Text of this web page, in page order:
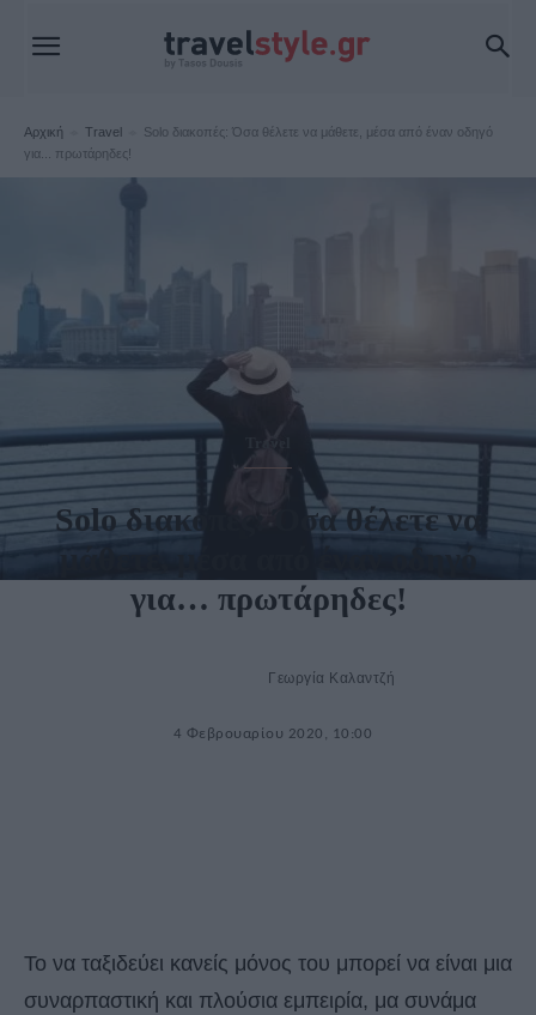
Αρχική Travel
Solo διακοπές: Όσα θέλετε να μάθετε, μέσα από έναν οδηγό
για... πρωτάρηδες!
Solo διακοπές: Όσα θέλετε να
για… πρωτάρηδες!
Γεωργία Καλαντζή
4 Φεβρουαρίου 2020, 10:00
Το να ταξιδεύει κανείς μόνος του μπορεί να είναι μια
συναρπαστική και πλούσια εμπειρία, μα συνάμα